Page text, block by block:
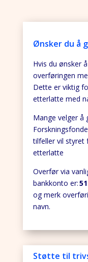
Ønsker du å
Hvis du ønsker
overføringen
Dette er viktig
etterlatte med
Mange velger å
tilfeller vil styret
etterlatte
Overfør via
bankkonto er:
og merk
navn.
Støtte til